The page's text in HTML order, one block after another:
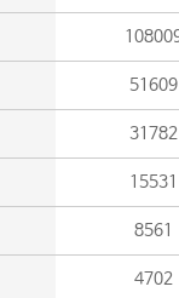
51609
31782
15531
8561
4702